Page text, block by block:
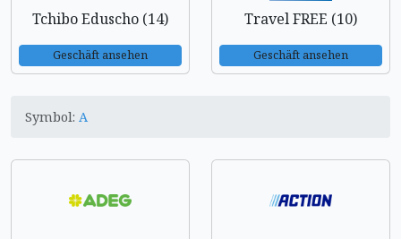
Tchibo Eduscho (14)
Geschäft ansehen
Travel FREE (10)
Geschäft ansehen
Symbol: A